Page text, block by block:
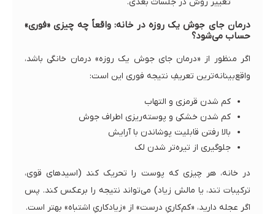
درمان جای جوش یک روزه در خانه: واقعاً چه چیزی «فوری»
حساب می‌شود؟
اگر منظور از «درمان جای جوش یک روزه» درمان خانگی باشد،
واقع‌بینانه‌ترین تعریفِ نتیجه فوری این است:
کم شدن قرمزی و التهاب
کم شدن خشکی و پوسته‌ریزی اطراف جوش
بالا رفتن قابلیت پوشاندن با آرایش
جلوگیری از تیره‌تر شدن لک
در خانه، هر چیزی که پوست را تحریک کند (اسیدهای قوی،
ترکیبات تند، یا مالش زیاد) می‌تواند نتیجه را برعکس کند. پس
اگر عجله دارید، «کم‌کاریِ درست» از «زیادکاریِ اشتباه» بهتر است.